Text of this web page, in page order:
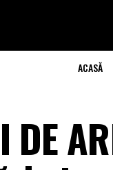
ACASĂ
DE